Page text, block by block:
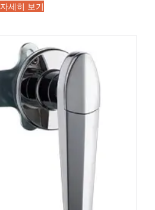
자세히 보기